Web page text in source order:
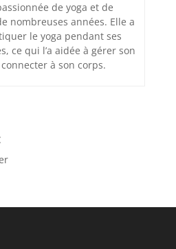
de yoga et de
nombreuses années. Elle a
le yoga pendant ses
ce qui l’a aidée à gérer son
à son corps.